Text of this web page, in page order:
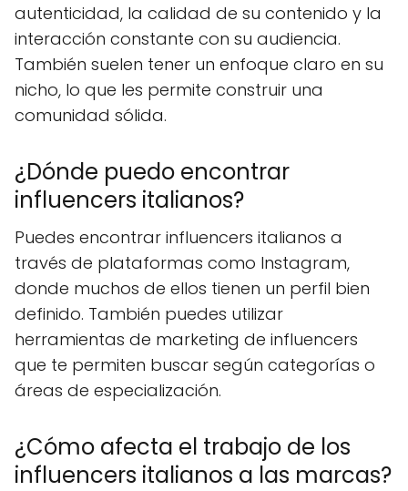
autenticidad, la calidad de su contenido y la
interacción constante con su audiencia.
También suelen tener un enfoque claro en su
nicho, lo que les permite construir una
comunidad sólida.
¿Dónde puedo encontrar
influencers italianos?
Puedes encontrar influencers italianos a
través de plataformas como Instagram,
donde muchos de ellos tienen un perfil bien
definido. También puedes utilizar
herramientas de marketing de influencers
que te permiten buscar según categorías o
áreas de especialización.
¿Cómo afecta el trabajo de los
influencers italianos a las marcas?